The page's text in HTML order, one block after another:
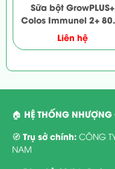
Sữa bột GrowPLUS+
Colos Immunel 2+
(Trẻ từ 2 tuổi)
Liên hệ
🏠 HỆ THỐNG
🧭 Trụ sở chính: CÔNG
NAM